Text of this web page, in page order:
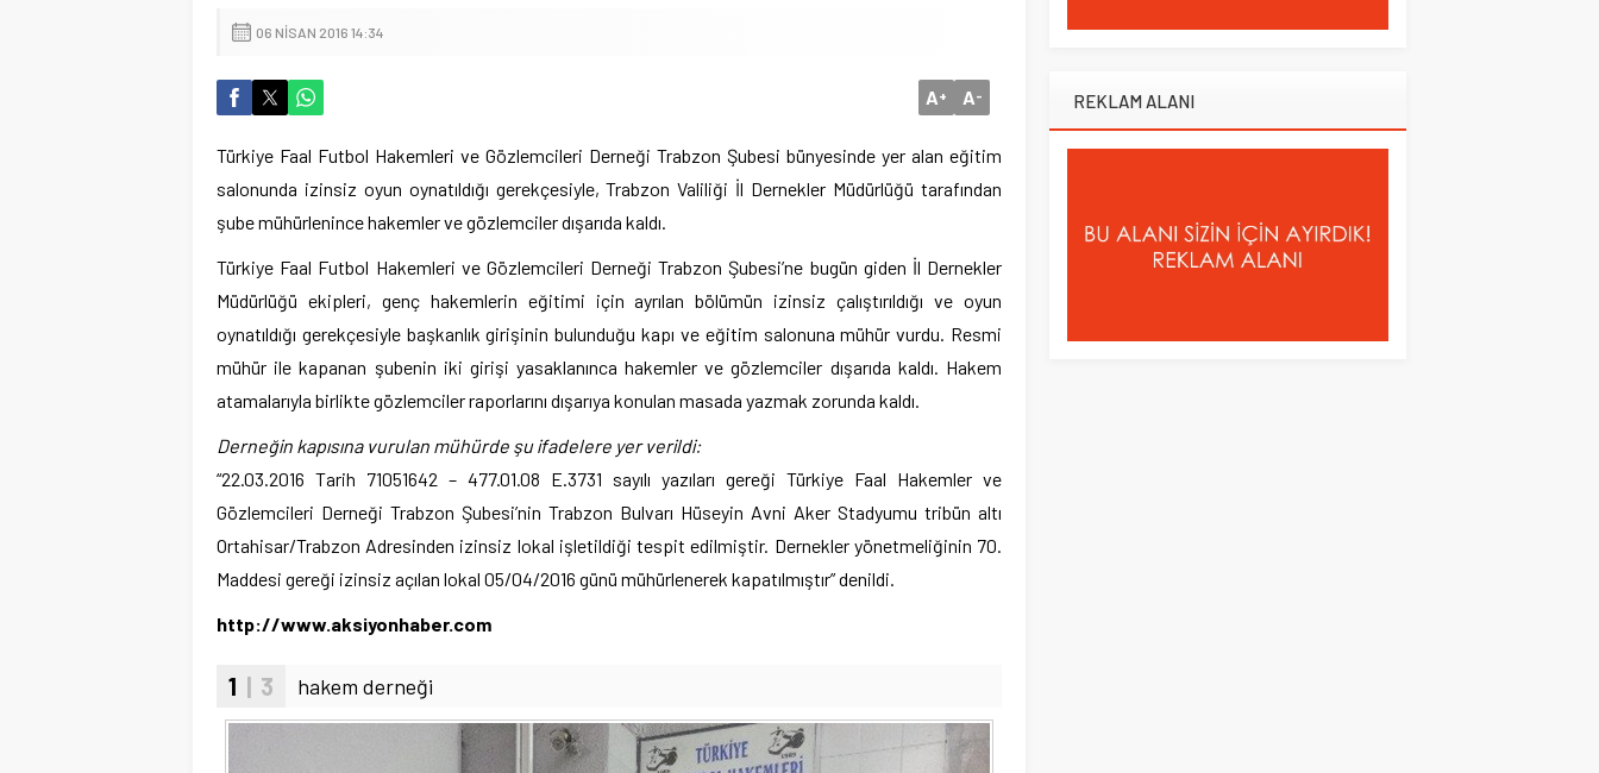
06 NISAN 2016 14:34
A+ A-
Türkiye Faal Futbol Hakemleri ve Gözlemcileri Derneği Trabzon Şubesi bünyesinde yer alan eğitim
salonunda izinsiz oyun oynatıldığı gerekçesiyle, Trabzon Valiliği İl Dernekler Müdürlüğü tarafından
şube mühürlenince hakemler ve gözlemciler dışarıda kaldı.
Türkiye Faal Futbol Hakemleri ve Gözlemcileri Derneği Trabzon Şubesi’ne bugün giden İl Dernekler
Müdürlüğü ekipleri, genç hakemlerin eğitimi için ayrılan bölümün izinsiz çalıştırıldığı ve oyun
oynatıldığı gerekçesiyle başkanlık girişinin bulunduğu kapı ve eğitim salonuna mühür vurdu. Resmi
mühür ile kapanan şubenin iki girişi yasaklanınca hakemler ve gözlemciler dışarıda kaldı. Hakem
atamalarıyla birlikte gözlemciler raporlarını dışarıya konulan masada yazmak zorunda kaldı.
Derneğin kapısına vurulan mühürde şu ifadelere yer verildi:
“22.03.2016 Tarih 71051642 – 477.01.08 E.3731 sayılı yazıları gereği Türkiye Faal Hakemler ve
Gözlemcileri Derneği Trabzon Şubesi’nin Trabzon Bulvarı Hüseyin Avni Aker Stadyumu tribün altı
Ortahisar/Trabzon Adresinden izinsiz lokal işletildiği tespit edilmiştir. Dernekler yönetmeliğinin 70.
Maddesi gereği izinsiz açılan lokal 05/04/2016 günü mühürlenerek kapatılmıştır” denildi.
http://www.aksiyonhaber.com
1 | 3 hakem derneği
REKLAM ALANI